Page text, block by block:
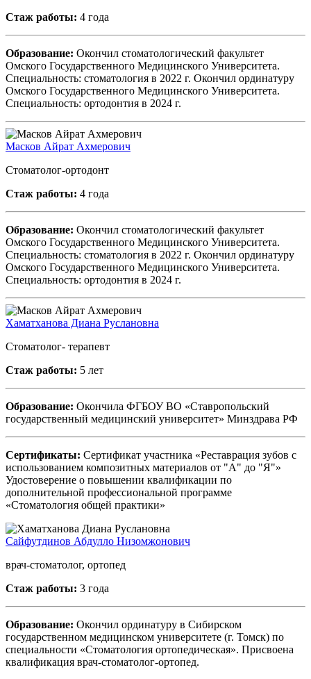
Стаж работы: 4 года
Образование: Окончил стоматологический факультет
Омского Государственного Медицинского Университета.
Специальность: стоматология в 2022 г. Окончил ординатуру
Омского Государственного Медицинского Университета.
Специальность: ортодонтия в 2024 г.
Масков Айрат Ахмерович
Стоматолог-ортодонт
Стаж работы: 4 года
Образование: Окончил стоматологический факультет
Омского Государственного Медицинского Университета.
Специальность: стоматология в 2022 г. Окончил ординатуру
Омского Государственного Медицинского Университета.
Специальность: ортодонтия в 2024 г.
Хаматханова Диана Руслановна
Стоматолог- терапевт
Стаж работы: 5 лет
Образование: Окончила ФГБОУ ВО «Ставропольский
государственный медицинский университет» Минздрава РФ
Сертификаты: Сертификат участника «Реставрация зубов с
использованием композитных материалов от "А" до "Я"»
Удостоверение о повышении квалификации по
дополнительной профессиональной программе
«Стоматология общей практики»
Сайфутдинов Абдулло Низомжонович
врач-стоматолог, ортопед
Стаж работы: 3 года
Образование: Окончил ординатуру в Сибирском
государственном медицинском университете (г. Томск) по
специальности «Стоматология ортопедическая». Присвоена
квалификация врач-стоматолог-ортопед.